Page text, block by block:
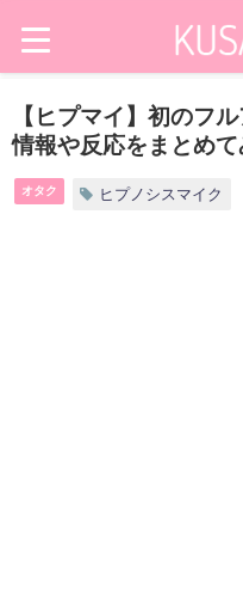
【ヒプマイ】初のフ
情報や反応をまとめて
オタク ヒプノシスマイク